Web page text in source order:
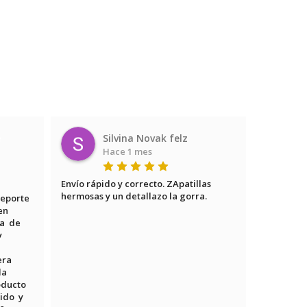
de
y
Silvina Novak felz
Hace 1 mes
Envío rápido y correcto. ZApatillas
hermosas y un detallazo la gorra.